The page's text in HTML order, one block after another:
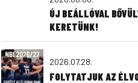
ÚJ BEÁLLÓVAL
KERETÜNK!
2026.07.28.
FOLYTATJUK AZ